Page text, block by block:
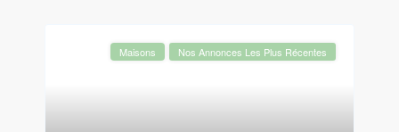
Maisons Nos Annonces Les Plus Récentes